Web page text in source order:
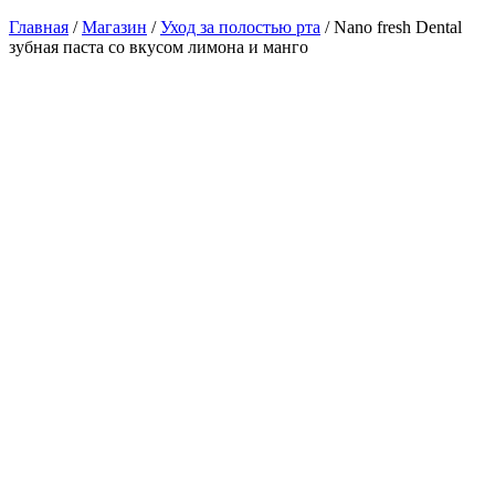
Главная /Магазин /Уход за полостью рта / Nano fresh Dental
зубная паста со вкусом лимона и манго